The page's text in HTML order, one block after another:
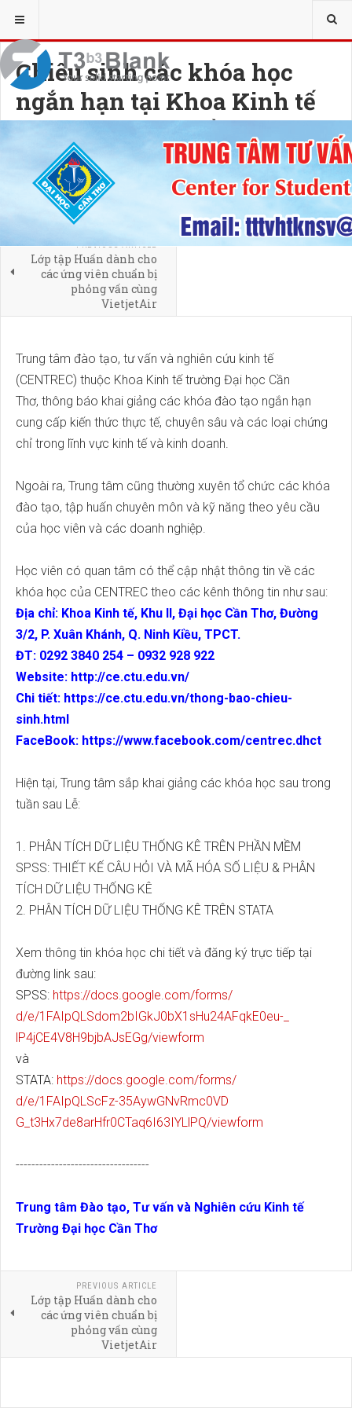
Chiêu sinh các khóa học
ngắn hạn tại Khoa Kinh tế
Trường Đại học Cần Thơ
27 AUGUST 2018 HITS: 3071
PREVIOUS ARTICLE
Lớp tập Huấn dành cho
các ứng viên chuẩn bị
phỏng vấn cùng
VietjetAir
Trung tâm đào tạo, tư vấn và nghiên cứu kinh tế
(CENTREC) thuộc Khoa Kinh tế trường Đại học Cần
Thơ, thông báo khai giảng các khóa đào tạo ngắn hạn
cung cấp kiến thức thực tế, chuyên sâu và các loại chứng
chỉ trong lĩnh vực kinh tế và kinh doanh.
Ngoài ra, Trung tâm cũng thường xuyên tổ chức các khóa
đào tạo, tập huấn chuyên môn và kỹ năng theo yêu cầu
của học viên và các doanh nghiệp.
Học viên có quan tâm có thể cập nhật thông tin về các
khóa học của CENTREC theo các kênh thông tin như sau:
Địa chỉ: Khoa Kinh tế, Khu II, Đại học Cần Thơ, Đường
3/2, P. Xuân Khánh, Q. Ninh Kiều, TPCT.
ĐT: 0292 3840 254 – 0932 928 922
Website: http://ce.ctu.edu.vn/
Chi tiết: https://ce.ctu.edu.vn/thong-bao-chieu-
sinh.html
FaceBook: https://www.facebook.com/centrec.dhct
Hiện tại, Trung tâm sắp khai giảng các khóa học sau trong
tuần sau Lễ:
1. PHÂN TÍCH DỮ LIỆU THỐNG KÊ TRÊN PHẦN MỀM
SPSS: THIẾT KẾ CÂU HỎI VÀ MÃ HÓA SỐ LIỆU & PHÂN
TÍCH DỮ LIỆU THỐNG KÊ
2. PHÂN TÍCH DỮ LIỆU THỐNG KÊ TRÊN STATA
Xem thông tin khóa học chi tiết và đăng ký trực tiếp tại
đường link sau:
SPSS: https://docs.google.com/forms/
d/e/1FAIpQLSdom2bIGkJ0bX1sHu24AFqkE0eu-_
lP4jCE4V8H9bjbAJsEGg/viewform
và
STATA: https://docs.google.com/forms/
d/e/1FAIpQLScFz-35AywGNvRmc0VD
G_t3Hx7de8arHfr0CTaq6I63IYLlPQ/viewform
----------------------------------
Trung tâm Đào tạo, Tư vấn và Nghiên cứu Kinh tế
Trường Đại học Cần Thơ
PREVIOUS ARTICLE
Lớp tập Huấn dành cho
các ứng viên chuẩn bị
phỏng vấn cùng
VietjetAir